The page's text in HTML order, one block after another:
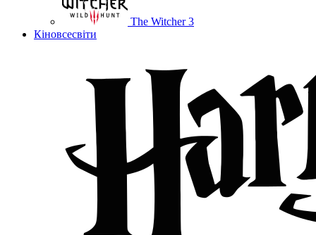
The Witcher 3
Кіновсесвіти